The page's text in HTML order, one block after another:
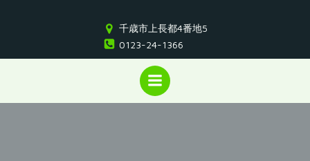
ン
テ
ン
ツ
へ
ス
千歳市上長都4番地5
0123-24-1366